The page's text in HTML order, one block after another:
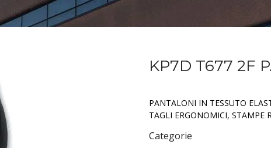
KP7D T677 2F
PANTALONI IN TESSUTO
TAGLI ERGONOMICI, STAMPE
Categorie